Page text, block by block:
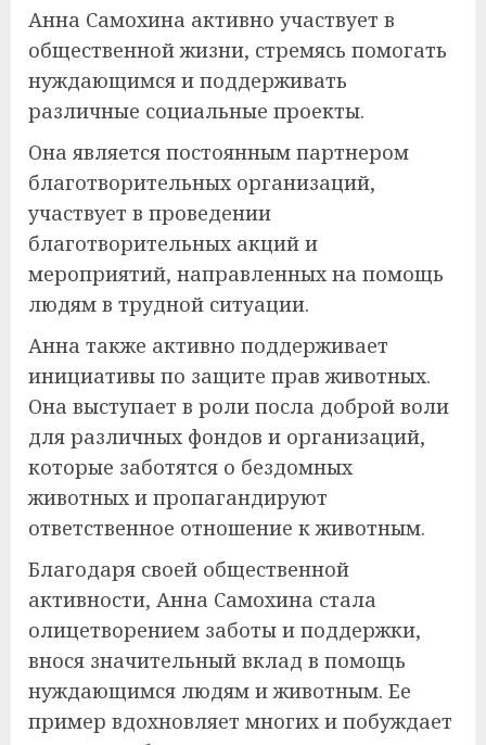
Анна Самохина активно участвует в
общественной жизни, стремясь помогать
нуждающимся и поддерживать
различные социальные проекты.
Она является постоянным партнером
благотворительных организаций,
участвует в проведении
благотворительных акций и
мероприятий, направленных на помощь
людям в трудной ситуации.
Анна также активно поддерживает
инициативы по защите прав животных.
Она выступает в роли посла доброй воли
для различных фондов и организаций,
которые заботятся о бездомных
животных и пропагандируют
ответственное отношение к животным.
Благодаря своей общественной
активности, Анна Самохина стала
олицетворением заботы и поддержки,
внося значительный вклад в помощь
нуждающимся людям и животным. Ее
пример вдохновляет многих и побуждает